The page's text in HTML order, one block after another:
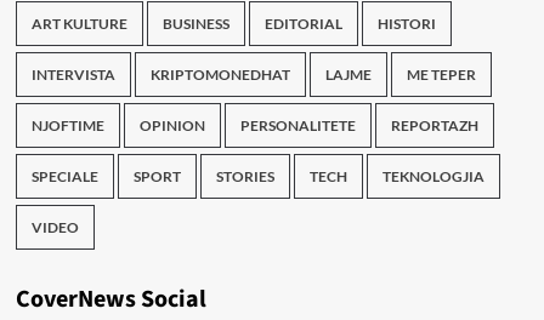
ART KULTURE BUSINESS EDITORIAL HISTORI
INTERVISTA KRIPTOMONEDHAT LAJME ME TEPER
NJOFTIME OPINION PERSONALITETE REPORTAZH
SPECIALE SPORT STORIES TECH TEKNOLOGJIA
VIDEO
CoverNews Social